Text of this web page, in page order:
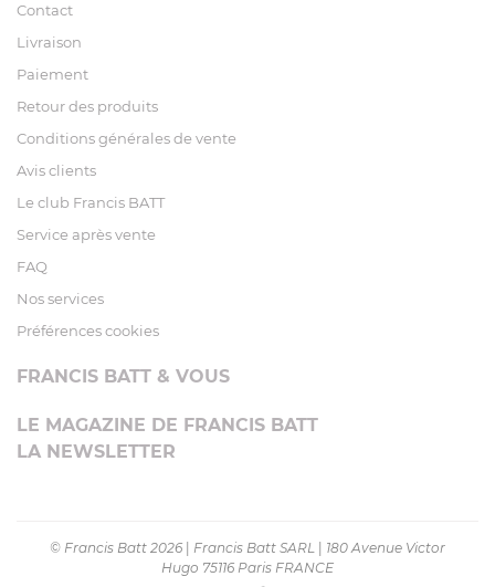
Contact
Livraison
Paiement
Retour des produits
Conditions générales de vente
Avis clients
Le club Francis BATT
Service après vente
FAQ
Nos services
Préférences cookies
FRANCIS BATT & VOUS
LE MAGAZINE DE FRANCIS BATT
LA NEWSLETTER
© Francis Batt 2026 Francis Batt SARL
180 Avenue Victor
Hugo 75116 Paris FRANCE